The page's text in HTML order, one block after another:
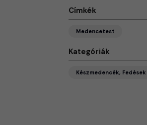
Címkék
Medencetest
Kategóriák
Készmedencék, Fedések